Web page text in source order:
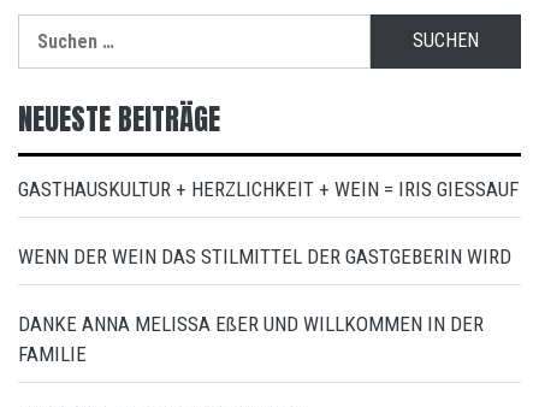
nach:
NEUESTE BEITRÄGE
GASTHAUSKULTUR + HERZLICHKEIT + WEIN = IRIS GIESSAUF
WENN DER WEIN DAS STILMITTEL DER GASTGEBERIN WIRD
DANKE ANNA MELISSA EßER UND WILLKOMMEN IN DER
FAMILIE